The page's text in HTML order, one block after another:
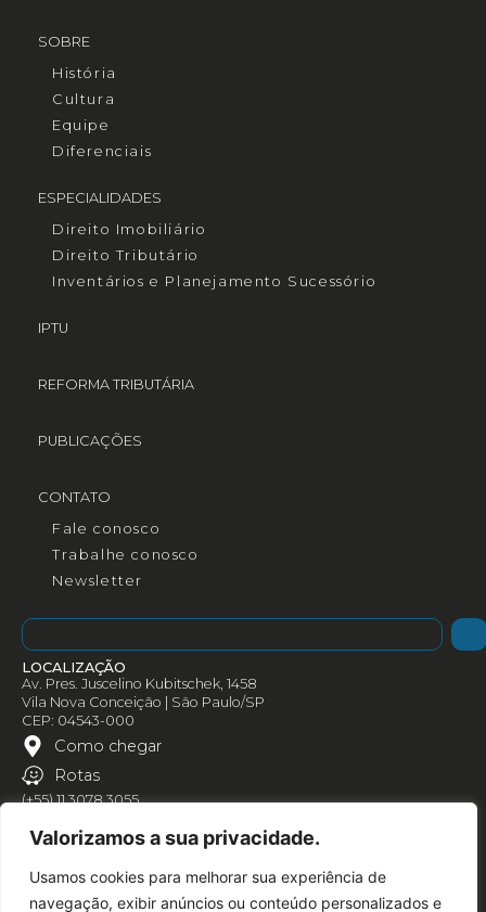
Valorizamos a sua privacidade.
Usamos cookies para melhorar sua experiência de
navegação, exibir anúncios ou conteúdo personalizados e
SOBRE
História
Cultura
Equipe
Diferenciais
ESPECIALIDADES
Direito Imobiliário
Direito Tributário
Inventários e Planejamento Sucessório
IPTU
REFORMA TRIBUTÁRIA
PUBLICAÇÕES
CONTATO
Fale conosco
Trabalhe conosco
Newsletter
LOCALIZAÇÃO
Av. Pres. Juscelino Kubitschek, 1458
Vila Nova Conceição | São Paulo/SP
CEP: 04543-000
Como chegar
Rotas
(+55) 11 3078 3055